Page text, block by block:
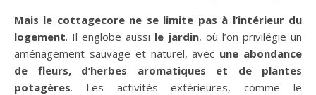
Mais le cottagecore ne se limite pas à l’intérieur du
logement. Il englobe aussi le jardin, où l’on privilégie un
aménagement sauvage et naturel, avec une abondance
de fleurs, d’herbes aromatiques et de plantes
potagères. Les activités extérieures, comme le